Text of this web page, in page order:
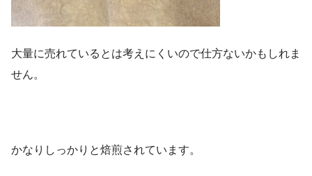
大量に売れているとは考えにくいので仕方ないかもしれま
せん。
かなりしっかりと焙煎されています。